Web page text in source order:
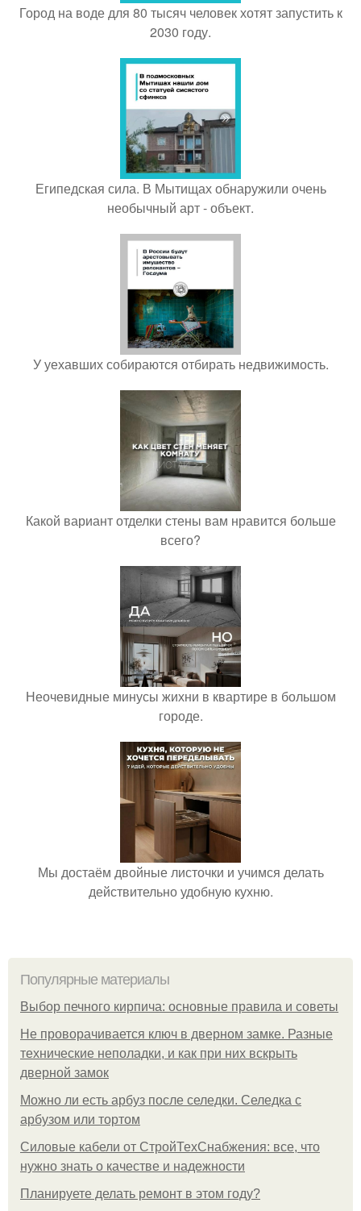
Город на воде для 80 тысяч человек хотят запустить к
2030 году.
Египедская сила. В Мытищах обнаружили очень
необычный арт - объект.
У уехавших собираются отбирать недвижимость.
Какой вариант отделки стены вам нравится больше
всего?
Неочевидные минусы жихни в квартире в большом
городе.
Мы достаём двойные листочки и учимся делать
действительно удобную кухню.
Популярные материалы
Выбор печного кирпича: основные правила и советы
Не проворачивается ключ в дверном замке. Разные
технические неполадки, и как при них вскрыть
дверной замок
Можно ли есть арбуз после селедки. Селедка с
арбузом или тортом
Силовые кабели от СтройТехСнабжения: все, что
нужно знать о качестве и надежности
Планируете делать ремонт в этом году?